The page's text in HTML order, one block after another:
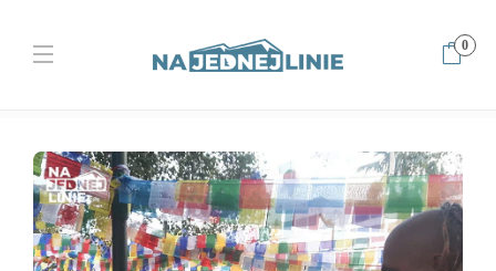
0
Home Opowieści
Lumbini – miejsce narodzin Buddy i lekcja
wyniesiona z opowieści o śmierci